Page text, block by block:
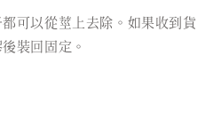
可以從莖上去除。如果收到貨
裝回固定。